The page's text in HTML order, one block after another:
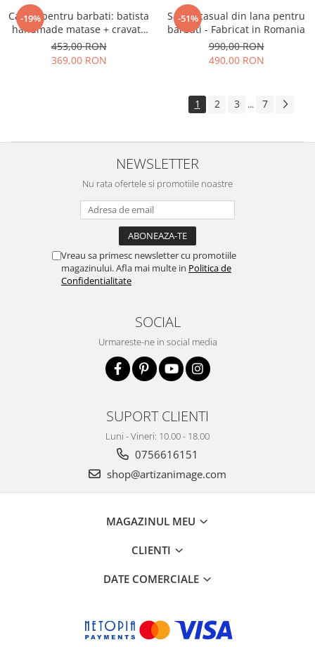
-19%
Cadou pentru barbati: batista
handmade matase + cravata
handmade matase
453,00 RON
369,00 RON
-51%
Sacou casual din lana pentru
barbati - Fabricat in Romania
990,00 RON
490,00 RON
1 2 3 ... 7
NEWSLETTER
Nu rata ofertele si promotiile noastre
Vreau sa primesc newsletter cu promotiile
magazinului. Afla mai multe in Politica de
Confidentialitate
SOCIAL
Urmareste-ne in social media
SUPORT CLIENTI
Luni - Vineri: 10.00 - 18.00
0756616151
shop@artizanimage.com
MAGAZINUL MEU
CLIENTI
DATE COMERCIALE